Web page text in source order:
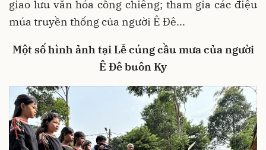
giao lưu văn hóa cồng chiêng; tham gia các điệu
múa truyền thống của người Ê Đê...
Một số hình ảnh tại Lễ cúng cầu mưa của người
Ê Đê buôn Ky